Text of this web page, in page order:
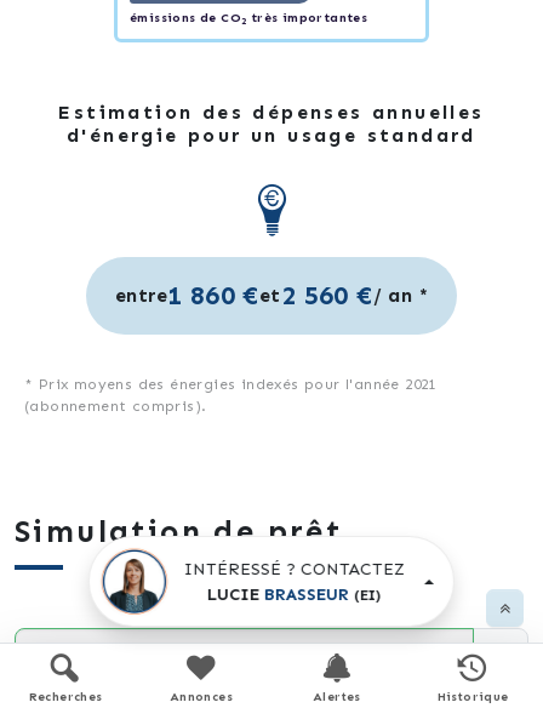
émissions de CO2 très importantes
Estimation des dépenses annuelles
d'énergie pour un usage standard
entre1 860 €et 2 560 € / an *
* Prix moyens des énergies indexés pour l'année 2021
(abonnement compris).
Simulation de prêt
Prix du bien
INTÉRESSÉ ? CONTACTEZ
LUCIE BRASSEUR (EI)
Recherches Annonces Alertes Historique